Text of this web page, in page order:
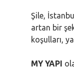
Şile,
artan bir
koşulları,
MY YAPI